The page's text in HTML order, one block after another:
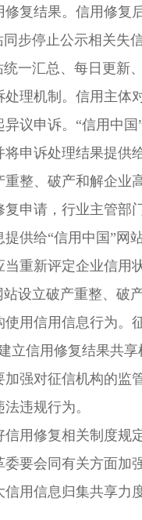
复结果。信用修复
同步停止公示相关失
一汇总、每日更新
处理机制。信用主体
议申诉。“信用中
申诉处理结果提供
重整、破产和解企业
申请，行业主管部
供给“信用中国”网
重新评定企业信用
设立破产重整、破
用信用信息行为。
立信用修复结果共
强对征信机构的监
违规行为。
用修复相关制度规
要会同有关方面加
用信息归集共享力